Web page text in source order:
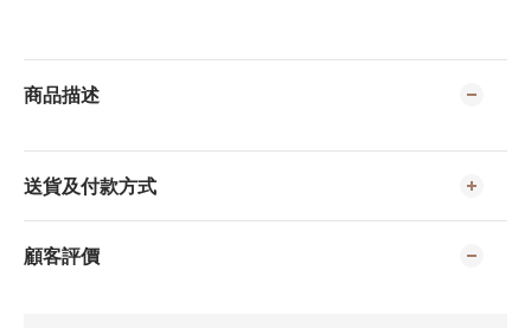
商品描述
送貨及付款方式
顧客評價